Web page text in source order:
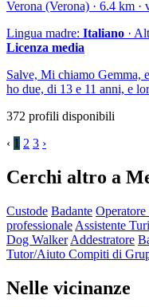
Verona (Verona) · 6.4 km
Lingua madre: Italiano ·
Licenza media
Salve, Mi chiamo Gemma,
ho due, di 13 e 11 anni, e
372 profili disponibili
‹ 1 2 3 ›
Cerchi altro a
Custode Badante
professionale Assistente
Dog Walker Addestratore
Tutor/Aiuto Compiti di
Nelle vicinanze